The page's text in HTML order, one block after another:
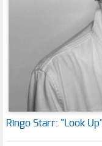
Ringo Starr: "Look